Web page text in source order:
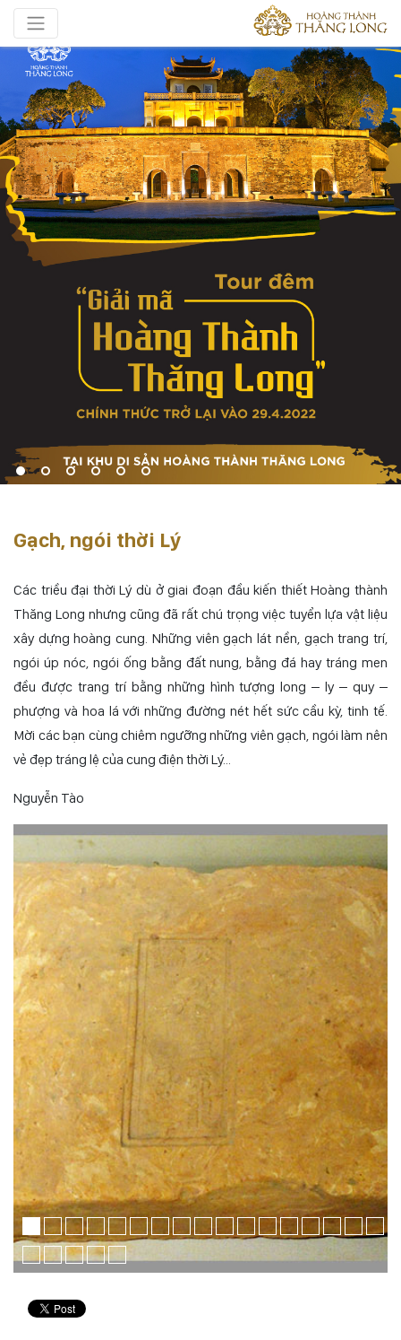
Gạch, ngói thời Lý
Các triều đại thời Lý dù ở giai đoạn đầu kiến thiết Hoàng thành
Thăng Long nhưng cũng đã rất chú trọng việc tuyển lựa vật liệu
xây dựng hoàng cung. Những viên gạch lát nền, gạch trang trí,
ngói úp nóc, ngói ống bằng đất nung, bằng đá hay tráng men
đều được trang trí bằng những hình tượng long – ly – quy –
phượng và hoa lá với những đường nét hết sức cầu kỳ, tinh tế.
Mời các bạn cùng chiêm ngưỡng những viên gạch, ngói làm nên
vẻ đẹp tráng lệ của cung điện thời Lý…
Nguyễn Tào